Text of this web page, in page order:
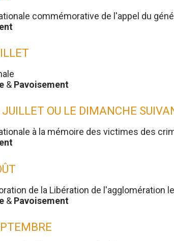
commémorative de l'appel du
& Pavoisement
JUILLET OU LE DIMANCHE
à la mémoire des victimes des
de la Libération de l'agglomération
& Pavoisement